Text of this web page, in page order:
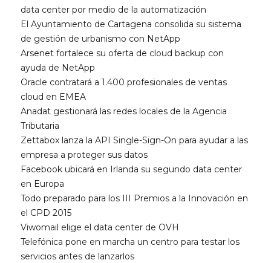
data center por medio de la automatización
El Ayuntamiento de Cartagena consolida su sistema
de gestión de urbanismo con NetApp
Arsenet fortalece su oferta de cloud backup con
ayuda de NetApp
Oracle contratará a 1.400 profesionales de ventas
cloud en EMEA
Anadat gestionará las redes locales de la Agencia
Tributaria
Zettabox lanza la API Single-Sign-On para ayudar a las
empresa a proteger sus datos
Facebook ubicará en Irlanda su segundo data center
en Europa
Todo preparado para los III Premios a la Innovación en
el CPD 2015
Viwomail elige el data center de OVH
Telefónica pone en marcha un centro para testar los
servicios antes de lanzarlos